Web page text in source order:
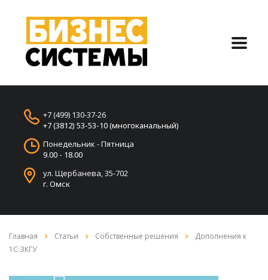
+7 (499) 130-37-26
+7 (3812) 53-53-10 (многоканальный)
Понедельник - Пятница
9.00 - 18.00
ул. Щербанева, 35-702
г. Омск
Главная Статьи Собственные решения
Дополнения к
1С:ЗКГУ